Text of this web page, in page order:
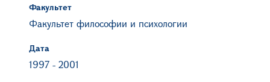
Факультет
Факультет философии и психологии
Дата
1997 - 2001